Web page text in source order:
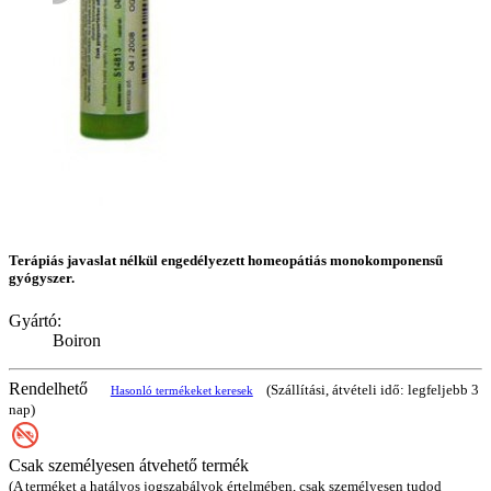
Terápiás javaslat nélkül engedélyezett homeopátiás monokomponensű
gyógyszer.
Gyártó:
Boiron
Rendelhető Hasonló termékeket keresek
(Szállítási, átvételi idő: legfeljebb 3
nap)
Csak személyesen átvehető termék
(A terméket a hatályos jogszabályok értelmében, csak személyesen tudod